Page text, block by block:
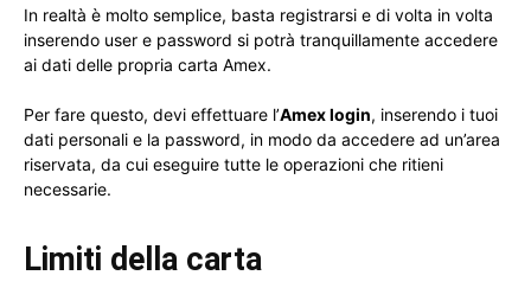
In realtà è molto semplice, basta registrarsi e di volta in volta
inserendo user e password si potrà tranquillamente accedere
ai dati delle propria carta Amex.
Per fare questo, devi effettuare l’Amex login, inserendo i tuoi
dati personali e la password, in modo da accedere ad un’area
riservata, da cui eseguire tutte le operazioni che ritieni
necessarie.
Limiti della carta